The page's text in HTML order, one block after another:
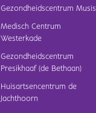
Gezondheidscentrum Musis
Medisch Centrum
Westerkade
Gezondheidscentrum
Presikhaaf (de Bethaan)
Huisartsencentrum de
Jachthoorn